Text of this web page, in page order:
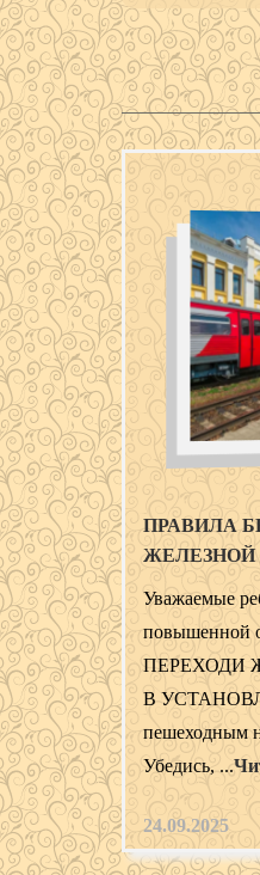
ПРАВИЛА
ЖЕЛЕЗНОЙ
Уважаемые
повышенной
ПЕРЕХОДИ
В
пешеходным
Убедись, ...
24.09.2025